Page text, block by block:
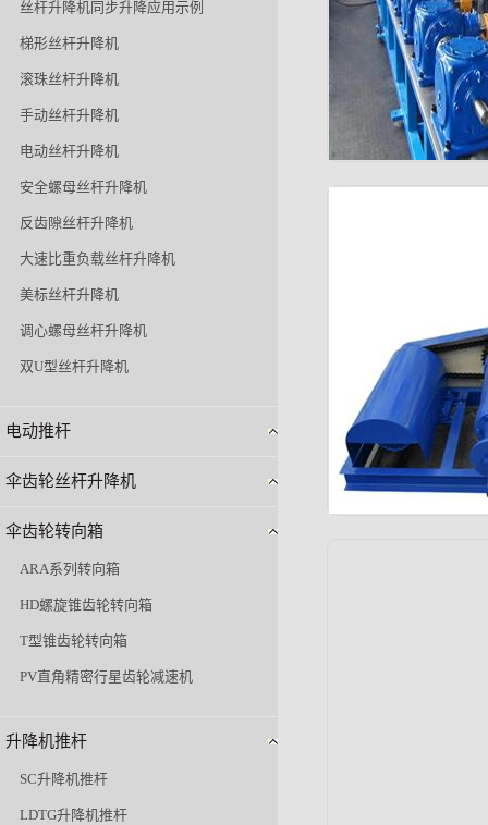
丝杆升降机同步升降应用示例
梯形丝杆升降机
滚珠丝杆升降机
手动丝杆升降机
电动丝杆升降机
安全螺母丝杆升降机
反齿隙丝杆升降机
大速比重负载丝杆升降机
美标丝杆升降机
调心螺母丝杆升降机
双U型丝杆升降机
电动推杆
伞齿轮丝杆升降机
伞齿轮转向箱
ARA系列转向箱
HD螺旋锥齿轮转向箱
T型锥齿轮转向箱
PV直角精密行星齿轮减速机
升降机推杆
SC升降机推杆
LDTG升降机推杆